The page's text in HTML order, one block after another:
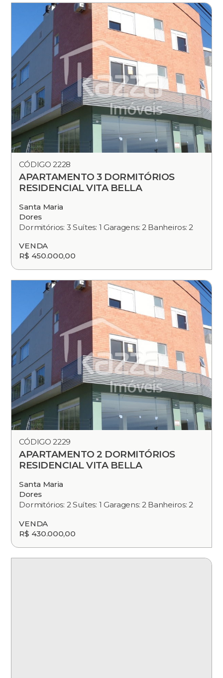
CÓDIGO 2228
APARTAMENTO 3 DORMITÓRIOS
RESIDENCIAL VITA BELLA
Santa Maria
Dores
Dormitórios: 3 Suítes: 1 Garagens: 2 Banheiros: 2
VENDA
R$ 450.000,00
CÓDIGO 2229
APARTAMENTO 2 DORMITÓRIOS
RESIDENCIAL VITA BELLA
Santa Maria
Dores
Dormitórios: 2 Suítes: 1 Garagens: 2 Banheiros: 2
VENDA
R$ 430.000,00